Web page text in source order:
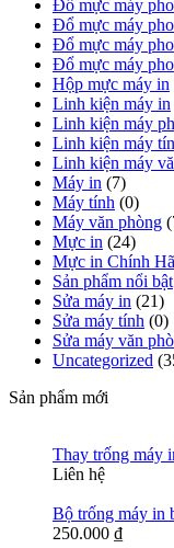
Đổ mực máy
Đổ mực máy
Đổ mực máy
Đổ mực máy
Hộp mực máy in
Linh kiện máy in
Linh kiện máy
Linh kiện máy
Linh kiện máy
Máy in (7)
Máy tính (0)
Máy văn phòng
Mực in (24)
Mực in Chính
Sản phẩm nổi bật
Sửa máy in (21)
Sửa máy tính (0)
Sửa máy văn
Uncategorized
Sản phẩm mới
Thay trống máy
Liên hệ
Bộ trống máy in
250.000 ₫